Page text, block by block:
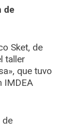
de
Sket, de
taller
que tuvo
IMDEA
de